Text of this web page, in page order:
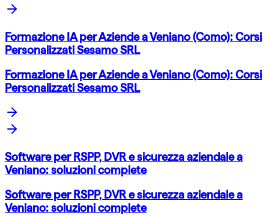
Formazione IA per Aziende a Veniano (Como): Corsi
Personalizzati Sesamo SRL
Formazione IA per Aziende a Veniano (Como): Corsi
Personalizzati Sesamo SRL
Software per RSPP, DVR e sicurezza aziendale a
Veniano: soluzioni complete
Software per RSPP, DVR e sicurezza aziendale a
Veniano: soluzioni complete